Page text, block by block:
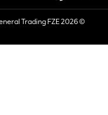
Sets & Outfits
Collection